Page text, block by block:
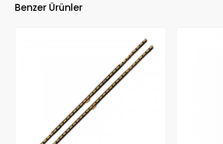
Benzer Ürünler